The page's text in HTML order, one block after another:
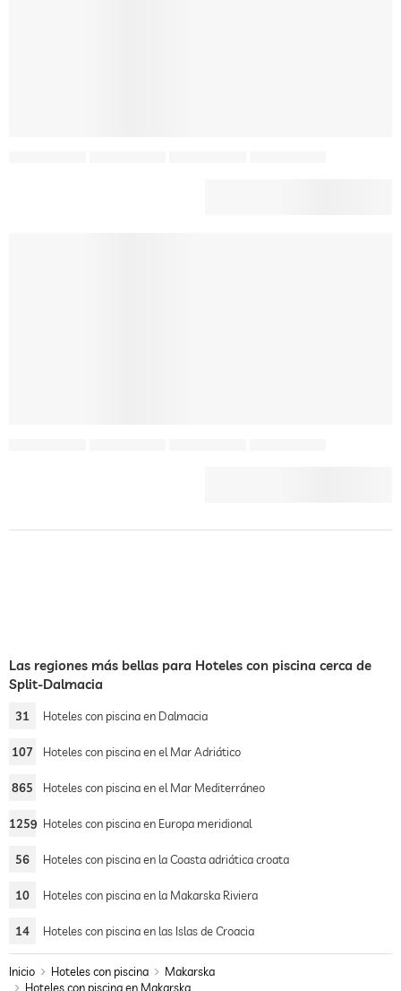
Las regiones más bellas para Hoteles con piscina cerca de
Split-Dalmacia
31 Hoteles con piscina en Dalmacia
107 Hoteles con piscina en el Mar Adriático
865 Hoteles con piscina en el Mar Mediterráneo
1259 Hoteles con piscina en Europa meridional
56 Hoteles con piscina en la Coasta adriática croata
10 Hoteles con piscina en la Makarska Riviera
14 Hoteles con piscina en las Islas de Croacia
Inicio Hoteles con piscina
Makarska
Hoteles con piscina en Makarska